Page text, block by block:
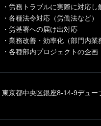
・労務トラブルに実際に対応
・各種法令対応（労働法など）
・労基署への届け出対応
・業務改善・効率化（部門内
・各種部内プロジェクトの企画
東京都中央区銀座8-14-9デュー